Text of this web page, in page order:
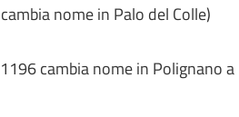
nome in Palo del Colle)
cambia nome in Polignano a